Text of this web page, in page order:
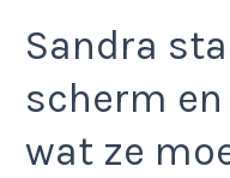
Sandra
scherm
wat ze